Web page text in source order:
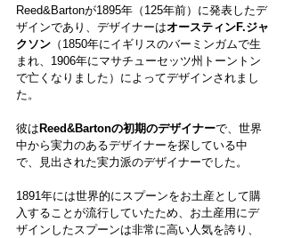
Reed&Bartonが1895年（125年前）に発表したデ
ザインであり、デザイナーはオースティンF.ジャ
クソン （1850年にイギリスのバーミンガムで生
まれ、1906年にマサチューセッツ州トーントン
で亡くなりました）によってデザインされまし
た。
彼は Reed&Bartonの初期のデザイナーで、世界
中から実力のあるデザイナーを探している中
で、見出された実力派のデザイナーでした。
1891年には世界的にスプーンをお土産として購
入することが流行していたため、お土産用にデ
ザインしたスプーンは非常に高い人気を誇り、